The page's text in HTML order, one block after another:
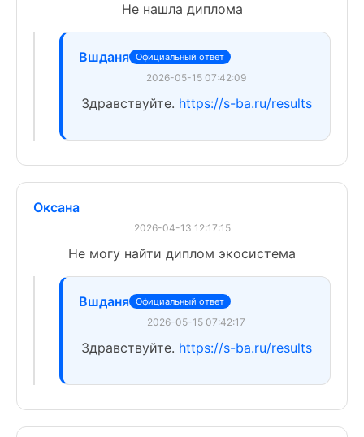
Не нашла диплома
Вшданя Официальный ответ
2026-05-15 07:42:09
Здравствуйте. https://s-ba.ru/results
Оксана
2026-04-13 12:17:15
Не могу найти диплом экосистема
Вшданя Официальный ответ
2026-05-15 07:42:17
Здравствуйте. https://s-ba.ru/results